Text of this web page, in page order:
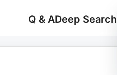
Q & ADeep Search